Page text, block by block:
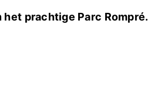
prachtige Parc Rompré.